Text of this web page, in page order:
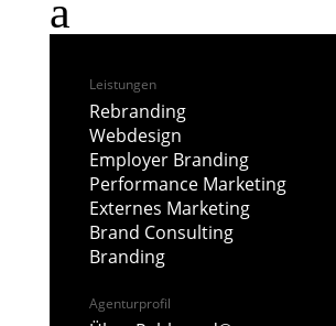
a
Leistungen
Rebranding
Webdesign
Employer Branding
Performance Marketing
Externes Marketing
Brand Consulting
Branding
Agenturprofil
SQUARED FORCE
Untertier|Mai 21, 2025